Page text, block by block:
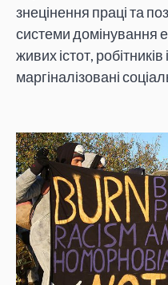
знецінення праці та
системи домінування
живих істот, робітників
маргіналізовані